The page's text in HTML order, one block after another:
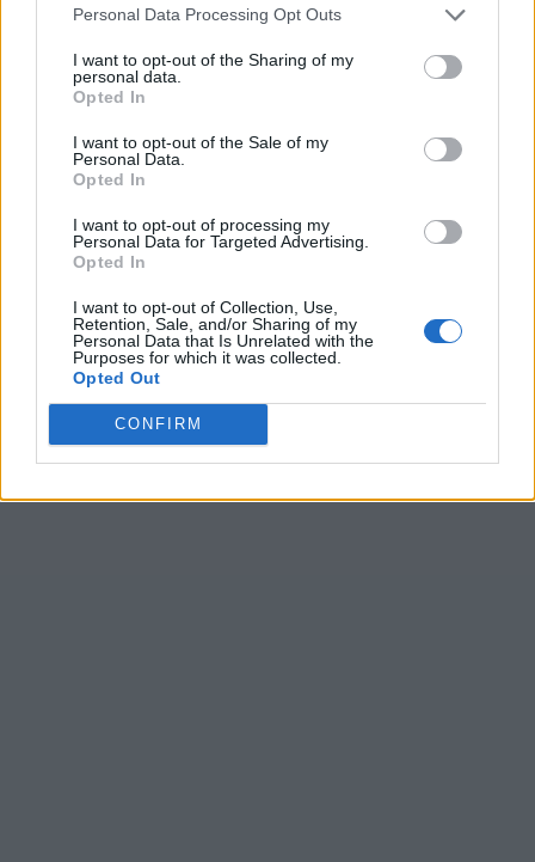
Personal Data Processing Opt Outs
I want to opt-out of the Sharing of my
personal data.
Opted In
I want to opt-out of the Sale of my
Personal Data.
Opted In
I want to opt-out of processing my
Personal Data for Targeted Advertising.
Opted In
I want to opt-out of Collection, Use,
Retention, Sale, and/or Sharing of my
Personal Data that Is Unrelated with the
Purposes for which it was collected.
Opted Out
CONFIRM
P A R E
N
P E N
A
P E
P R U E B
A
P R
P U N
A
P U
A
E
R U A
N
R U N
A
24. U R B
E
25. U R E A